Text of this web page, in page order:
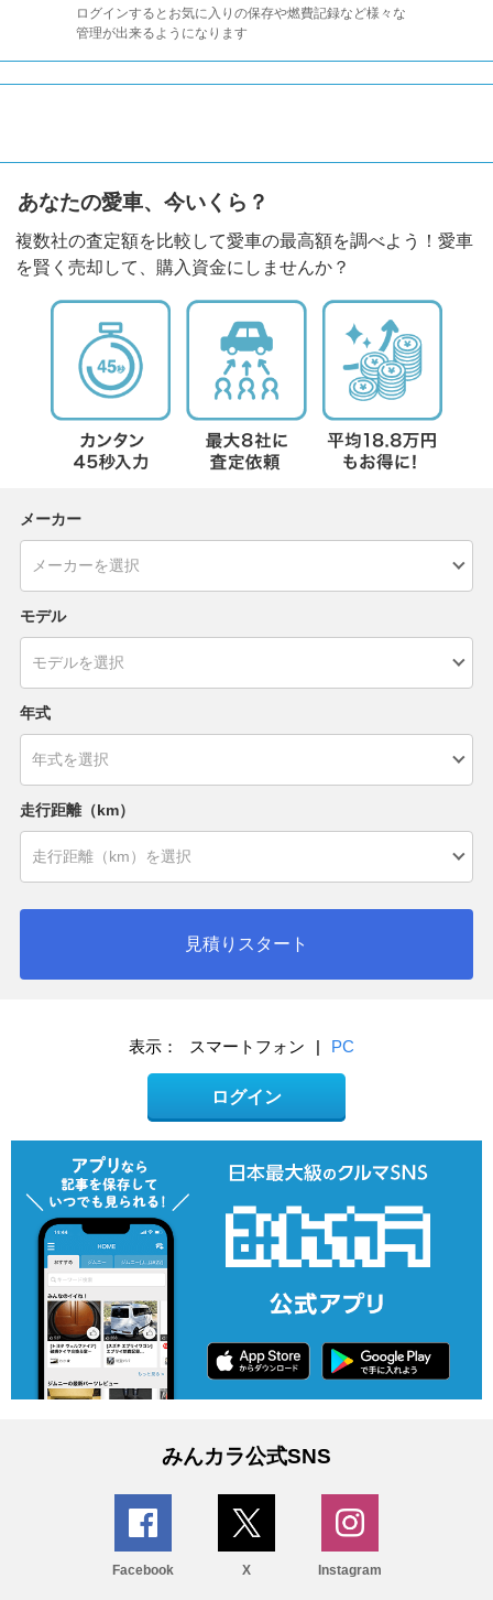
ログインするとお気に入りの保存や燃費記録など様々な
管理が出来るようになります
あなたの愛車、今いくら？
複数社の査定額を比較して愛車の最高額を調べよう！愛車
を賢く売却して、購入資金にしませんか？
メーカー
モデル
年式
走行距離（km）
見積りスタート
表示： スマートフォン | PC
ログイン
みんカラ公式SNS
Facebook X Instagram